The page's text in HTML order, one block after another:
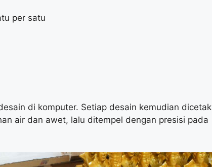
per satu
di komputer. Setiap desain kemudian dicetak
air dan awet, lalu ditempel dengan presisi pada